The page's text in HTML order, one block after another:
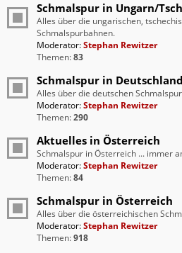
Schmalspur in Ungarn/
Alles über die ungarischen,
Schmalspurbahnen.
Moderator:Stephan Rewitzer
Themen:83
Schmalspur in Deutschland
Alles über die deutschen
Moderator:Stephan Rewitzer
Themen:290
Aktuelles in Österreich
Schmalspur in Österreich ... immer
Moderator:Stephan Rewitzer
Themen:84
Schmalspur in Österreich
Alles über die österreichischen
Moderator:Stephan Rewitzer
Themen:918